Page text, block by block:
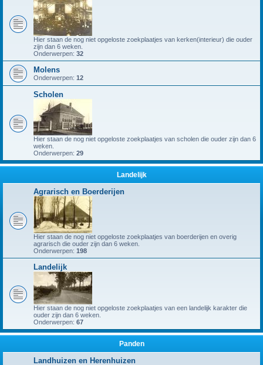
Hier staan de nog niet opgeloste zoekplaatjes van kerken(interieur) die ouder
zijn dan 6 weken.
Onderwerpen: 32
Molens
Onderwerpen: 12
Scholen
Hier staan de nog niet opgeloste zoekplaatjes van scholen die ouder zijn dan 6
weken.
Onderwerpen: 29
Landelijk
Agrarisch en Boerderijen
Hier staan de nog niet opgeloste zoekplaatjes van boerderijen en overig
agrarisch die ouder zijn dan 6 weken.
Onderwerpen: 198
Landelijk
Hier staan de nog niet opgeloste zoekplaatjes van een landelijk karakter die
ouder zijn dan 6 weken.
Onderwerpen: 67
Panden
Landhuizen en Herenhuizen